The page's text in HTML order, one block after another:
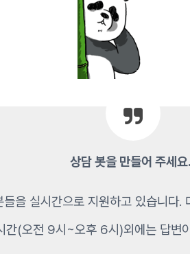
상담 봇을 만들어 주세요.
을 실시간으로 지원하고 있습니다.
간(오전 9시~오후 6시)외에는 답변